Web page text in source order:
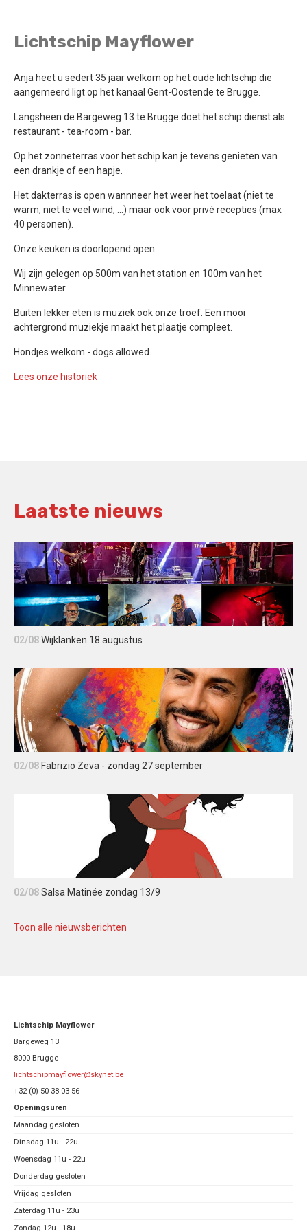
Lichtschip Mayflower
Anja heet u sedert 35 jaar welkom op het oude lichtschip die
aangemeerd ligt op het kanaal Gent-Oostende te Brugge.
Langsheen de Bargeweg 13 te Brugge doet het schip dienst als
restaurant - tea-room - bar.
Op het zonneterras voor het schip kan je tevens genieten van
een drankje of een hapje.
Het dakterras is open wannneer het weer het toelaat (niet te
warm, niet te veel wind, ...) maar ook voor privé recepties (max
40 personen).
Onze keuken is doorlopend open.
Wij zijn gelegen op 500m van het station en 100m van het
Minnewater.
Buiten lekker eten is muziek ook onze troef. Een mooi
achtergrond muziekje maakt het plaatje compleet.
Hondjes welkom - dogs allowed.
Lees onze historiek
Laatste nieuws
02/08Wijklanken 18 augustus
02/08 Fabrizio Zeva - zondag 27 september
02/08Salsa Matinée zondag 13/9
Toon alle nieuwsberichten
Lichtschip Mayflower
Bargeweg 13
8000 Brugge
lichtschipmayflower@skynet.be
+32 (0) 50 38 03 56
Openingsuren
Maandag gesloten
Dinsdag 11u - 22u
Woensdag 11u - 22u
Donderdag gesloten
Vrijdag gesloten
Zaterdag 11u - 23u
Zondag 12u - 18u